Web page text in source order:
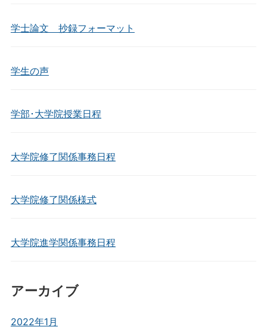
学士論文 抄録フォーマット
学生の声
学部･大学院授業日程
大学院修了関係事務日程
大学院修了関係様式
大学院進学関係事務日程
アーカイブ
2022年1月